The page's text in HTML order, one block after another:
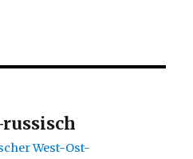
West-Ost-